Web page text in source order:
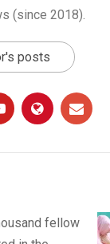
(since 2018).
posts